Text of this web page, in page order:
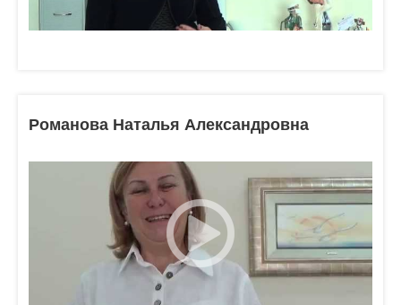
Романова Наталья Александровна